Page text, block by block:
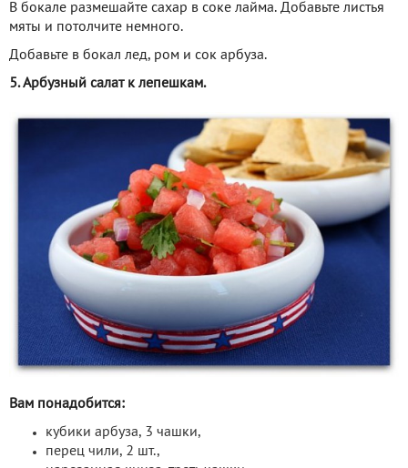
В бокале размешайте сахар в соке лайма. Добавьте листья
мяты и потолчите немного.
Добавьте в бокал лед, ром и сок арбуза.
5. Арбузный салат к лепешкам.
Вам понадобится:
кубики арбуза, 3 чашки,
перец чили, 2 шт.,